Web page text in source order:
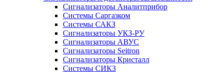
Сигнализаторы Аналитприбор
Системы Саргазком
Системы САКЗ
Сигнализаторы УКЗ-РУ
Сигнализаторы АВУС
Сигнализаторы Seitron
Сигнализаторы Кристалл
Системы СИКЗ